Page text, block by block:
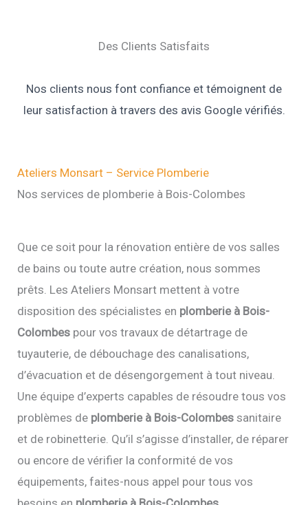
Des Clients Satisfaits
Nos clients nous font confiance et témoignent de
leur satisfaction à travers des avis Google vérifiés.
Ateliers Monsart – Service Plomberie
Nos services de plomberie à Bois-Colombes
Que ce soit pour la rénovation entière de vos salles
de bains ou toute autre création, nous sommes
prêts. Les Ateliers Monsart mettent à votre
disposition des spécialistes en plomberie à Bois-
Colombes pour vos travaux de détartrage de
tuyauterie, de débouchage des canalisations,
d’évacuation et de désengorgement à tout niveau.
Une équipe d’experts capables de résoudre tous vos
problèmes de plomberie à Bois-Colombes sanitaire
et de robinetterie. Qu’il s’agisse d’installer, de réparer
ou encore de vérifier la conformité de vos
équipements, faites-nous appel pour tous vos